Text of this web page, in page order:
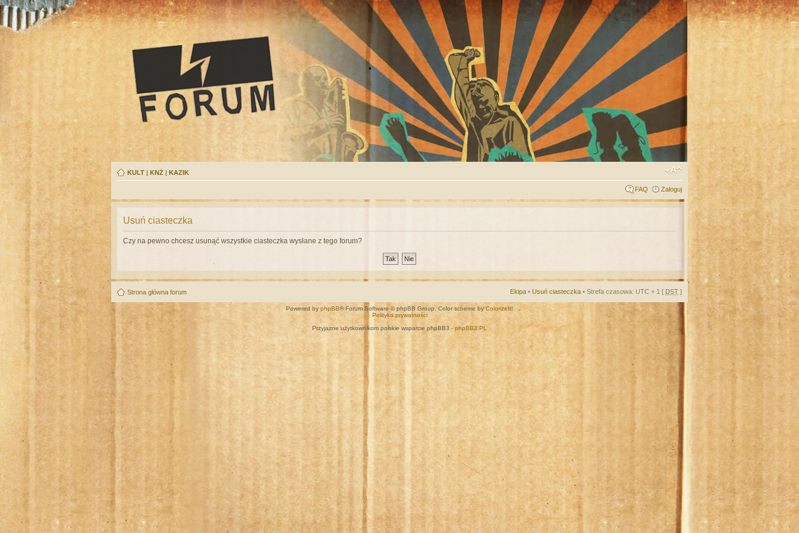
KULT | KNŻ | KAZIK
FAQ Zaloguj
Usuń ciasteczka
Czy na pewno chcesz usunąć wszystkie ciasteczka wysłane z tego forum?
Strona główna forum Ekipa • Usuń ciasteczka • Strefa czasowa: UTC + 1 [ DST ]
Powered by phpBB® Forum Software © phpBB Group. Color scheme byColorizeIt!
Polityka prywatności
Przyjazne użytkownikom polskie wsparcie phpBB3 -phpBB3.PL